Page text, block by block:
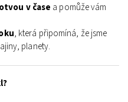
v čase a pomůže vám
, která připomíná, že jsme
planety.